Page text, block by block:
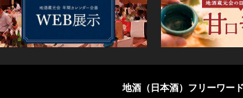
地酒（日本酒）フリーワー